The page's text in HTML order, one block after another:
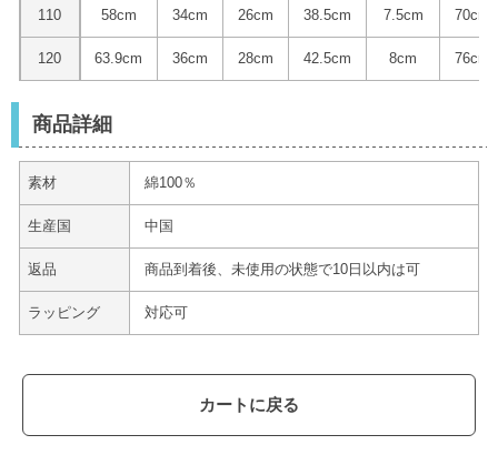
110 58cm 34cm 26cm 38.5cm 7.5cm 70cm
120 63.9cm 36cm 28cm 42.5cm 8cm 76cm
商品詳細
素材 綿100％
生産国 中国
返品 商品到着後、未使用の状態で10日以内は可
ラッピング 対応可
カートに戻る